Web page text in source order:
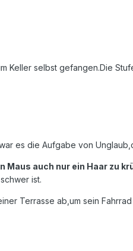
Keller selbst gefangen.Die
es die Aufgabe von
Maus auch nur ein Haar zu
ist.
Terrasse ab,um sein